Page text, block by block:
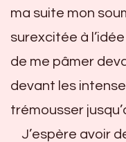
ma suite mon
surexcitée à
de me pâmer
devant les
trémousser
J’espère avoir